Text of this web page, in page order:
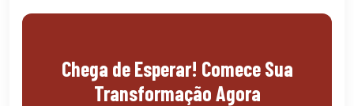
Chega de Esperar! Comece Sua
Transformação Agora